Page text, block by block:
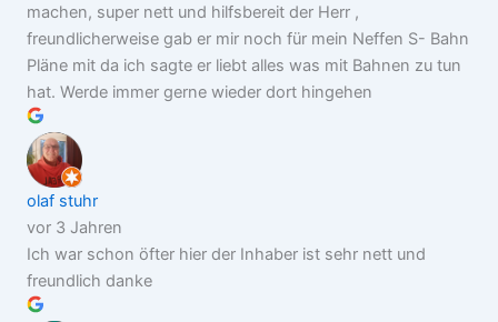
machen, super nett und hilfsbereit der Herr ,
freundlicherweise gab er mir noch für mein Neffen S- Bahn
Pläne mit da ich sagte er liebt alles was mit Bahnen zu tun
hat. Werde immer gerne wieder dort hingehen
olaf stuhr
vor 3 Jahren
Ich war schon öfter hier der Inhaber ist sehr nett und
freundlich danke